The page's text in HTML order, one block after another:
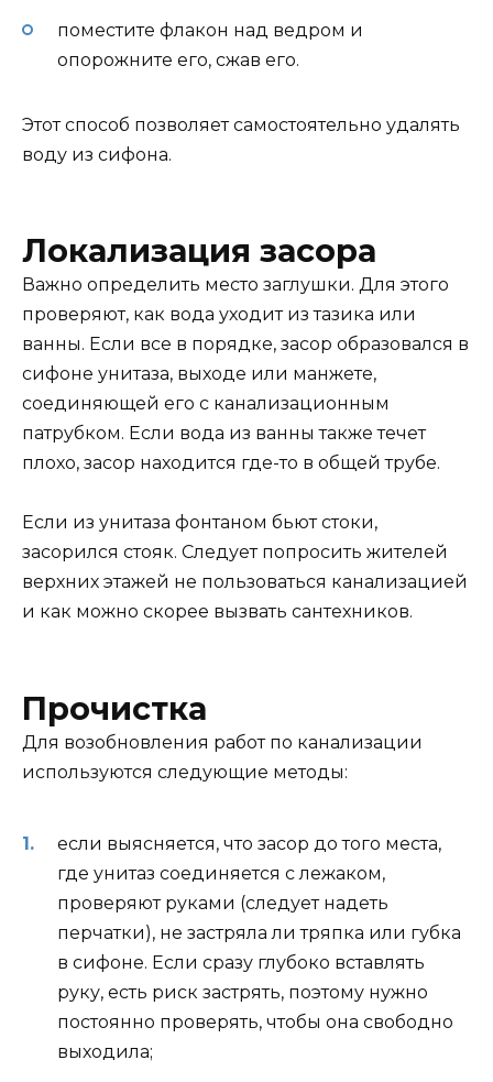
поместите флакон над ведром и
опорожните его, сжав его.
Этот способ позволяет самостоятельно удалять
воду из сифона.
Локализация засора
Важно определить место заглушки. Для этого
проверяют, как вода уходит из тазика или
ванны. Если все в порядке, засор образовался в
сифоне унитаза, выходе или манжете,
соединяющей его с канализационным
патрубком. Если вода из ванны также течет
плохо, засор находится где-то в общей трубе.
Если из унитаза фонтаном бьют стоки,
засорился стояк. Следует попросить жителей
верхних этажей не пользоваться канализацией
и как можно скорее вызвать сантехников.
Прочистка
Для возобновления работ по канализации
используются следующие методы:
если выясняется, что засор до того места,
где унитаз соединяется с лежаком,
проверяют руками (следует надеть
перчатки), не застряла ли тряпка или губка
в сифоне. Если сразу глубоко вставлять
руку, есть риск застрять, поэтому нужно
постоянно проверять, чтобы она свободно
выходила;